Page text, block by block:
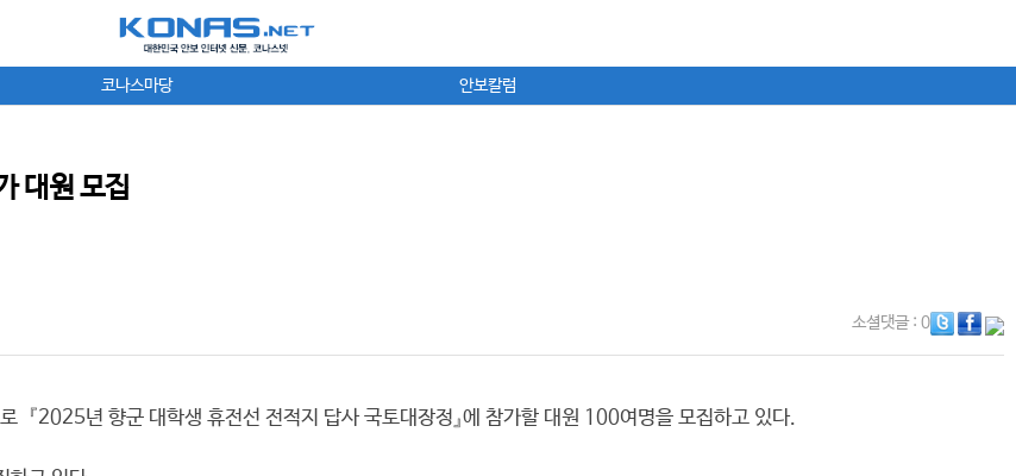
코나스마당 안보칼럼
대원 모집
소셜댓글: 0
『2025년 향군 대학생 휴전선 전적지 답사 국토대장정』에 참가할 대원 100여명을 모집하고 있다.